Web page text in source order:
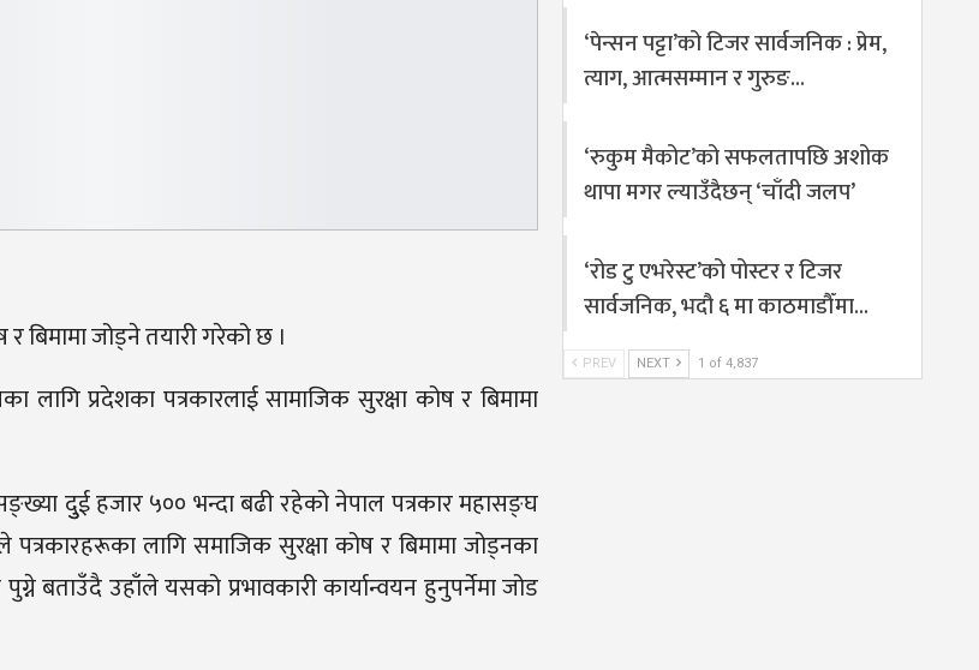
बिमामा जोड्ने तयारी गरेको छ ।
लागि प्रदेशका पत्रकारलाई सामाजिक सुरक्षा कोष र बिमामा
दुुई हजार ५०० भन्दा बढी रहेको नेपाल पत्रकार महासङ्घ
लागि समाजिक सुरक्षा कोष र बिमामा जोड्नका
बताउँदै उहाँले यसको प्रभावकारी कार्यान्वयन हुनुपर्नेमा जोड
‘पेन्सन पट्टा’को टिजर सार्वजनिक : प्रेम,
त्याग, आत्मसम्मान र गुरुङ…
‘रुकुम मैकोट’को सफलतापछि अशोक
थापा मगर ल्याउँदैछन् ‘चाँदी जलप’
‘रोड टु एभरेस्ट’को पोस्टर र टिजर
सार्वजनिक, भदौ ६ मा काठमाडौँमा…
PREV NEXT 1 of 4,837